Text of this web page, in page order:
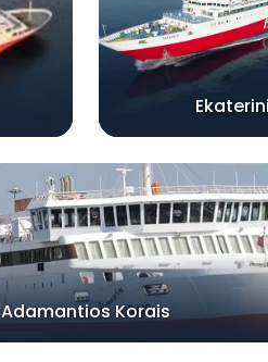
Adamantios Korais